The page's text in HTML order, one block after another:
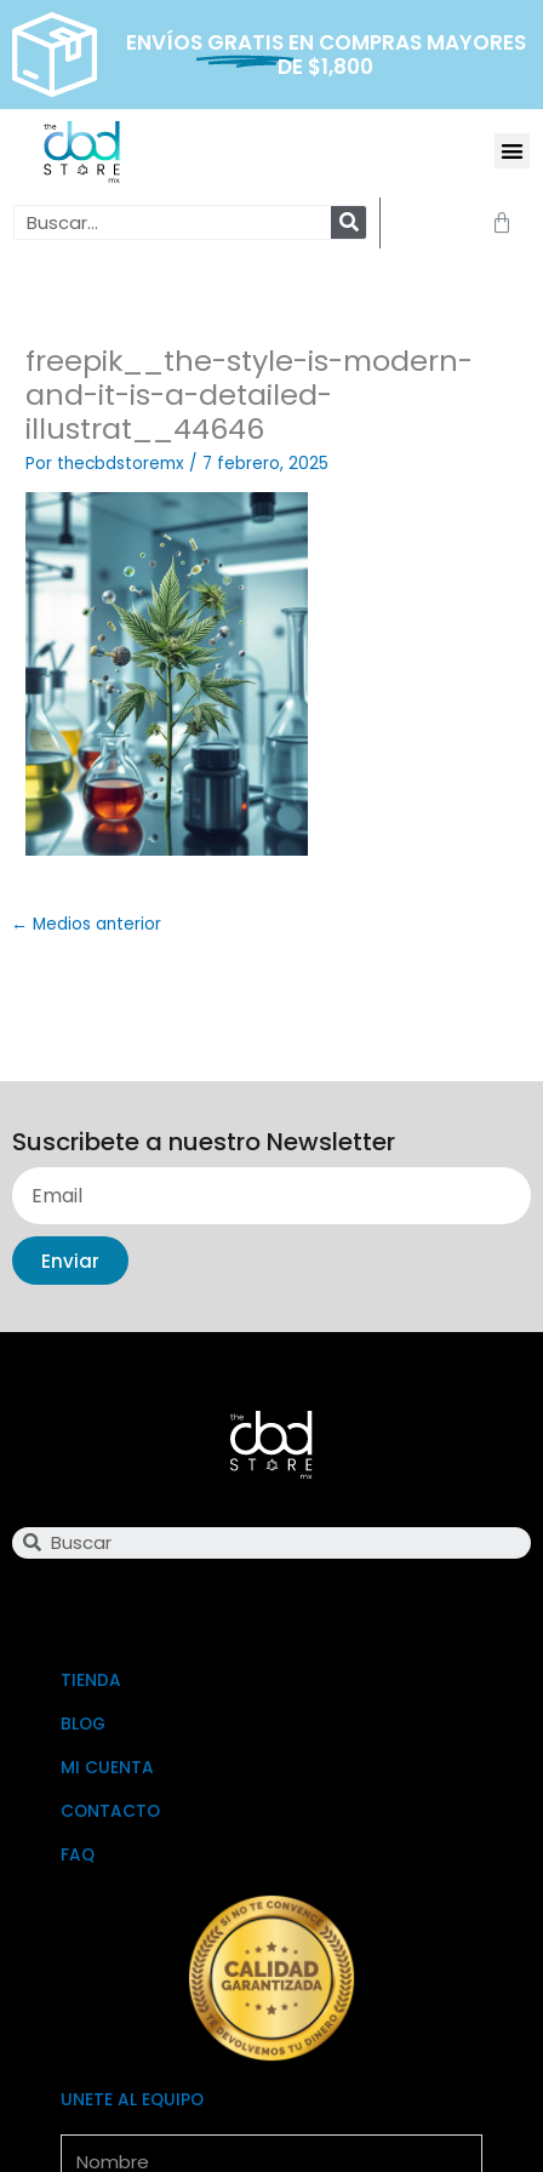
contenido
ENVÍOS GRATIS EN COMPRAS MAYORES
DE $1,800
Search
freepik__the-style-is-modern-
and-it-is-a-detailed-
illustrat__44646
Por thecbdstoremx / 7 febrero, 2025
← Medios anterior
Suscribete a nuestro Newsletter
Enviar
TIENDA
BLOG
MI CUENTA
CONTACTO
FAQ
UNETE AL EQUIPO